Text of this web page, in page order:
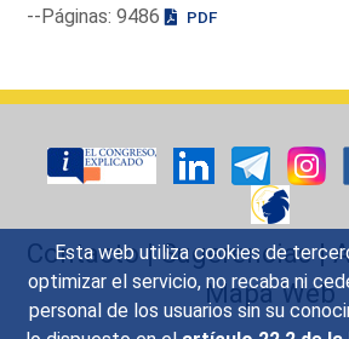
Esta web utiliza cookies de
optimizar el servicio, no recaba ni
personal de los usuarios sin su
--Páginas: 9486
PDF
Contacto|Sugerencias|
Mapa Web